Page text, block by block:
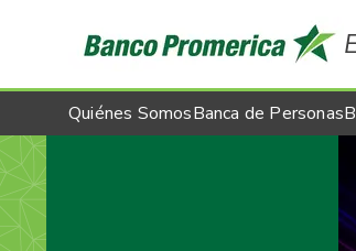
Quiénes SomosBanca de Personas